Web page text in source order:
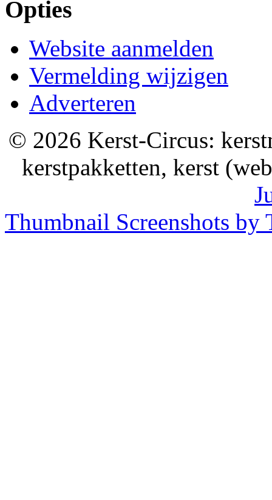
Opties
Website aanmelden
Vermelding wijzigen
Adverteren
© 2026 Kerst-Circus:
kerstpakketten, kerst
Thumbnail Screenshots by